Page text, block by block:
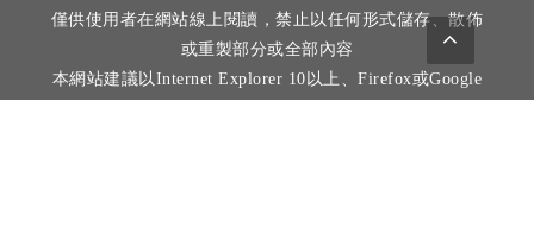
僅供使用者在網站線上閱讀，禁止以任何形式儲存、散佈
或重製部分或全部內容
本網站建議以Internet Explorer 10以上、Firefox或Google